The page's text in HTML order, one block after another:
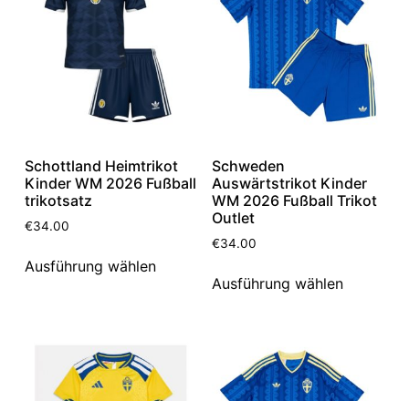
Schottland Heimtrikot
Kinder WM 2026 Fußball
trikotsatz
€34.00
Ausführung wählen
Schweden
Auswärtstrikot Kinder
WM 2026 Fußball Trikot
Outlet
€34.00
Ausführung wählen